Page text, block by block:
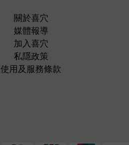
關於喜穴
媒體報導
加入喜穴
私隱政策
使用及服務條款